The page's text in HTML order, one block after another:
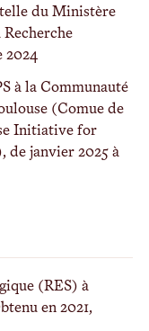
du Ministère
2024
à la Communauté
(Comue de
Initiative for
de janvier 2025 à
(RES) à
en 2021,